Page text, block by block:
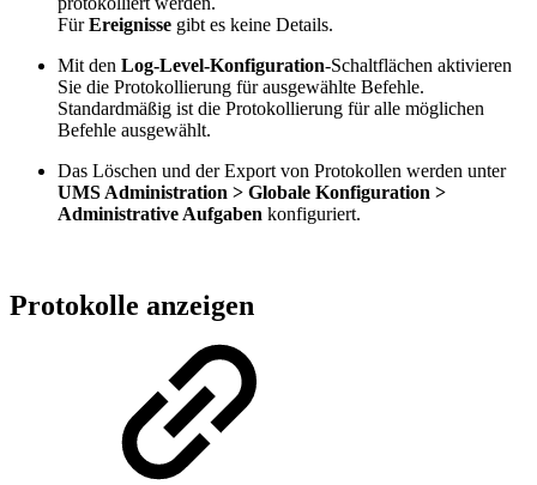
FürEreignisse gibt es keine Details.
Mit den Log-Level-Konfiguration-Schaltflächen aktivieren
Sie die Protokollierung für ausgewählte Befehle.
Standardmäßig ist die Protokollierung für alle möglichen
Befehle ausgewählt.
Das Löschen und der Export von Protokollen werden unter
UMS Administration > Globale Konfiguration >
Administrative Aufgaben konfiguriert.
Protokolle anzeigen